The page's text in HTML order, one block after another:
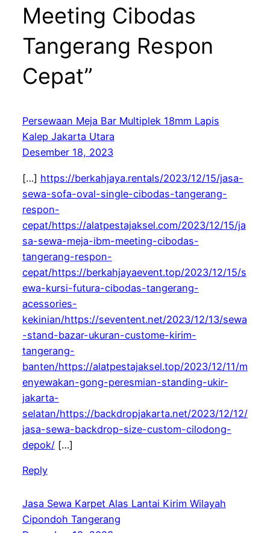
Meeting Cibodas
Tangerang Respon
Cepat”
Persewaan Meja Bar Multiplek 18mm Lapis
Kalep Jakarta Utara
Desember 18, 2023
[…] https://berkahjaya.rentals/2023/12/15/jasa-
sewa-sofa-oval-single-cibodas-tangerang-
respon-
cepat/https://alatpestajaksel.com/2023/12/15/ja
sa-sewa-meja-ibm-meeting-cibodas-
tangerang-respon-
cepat/https://berkahjayaevent.top/2023/12/15/s
ewa-kursi-futura-cibodas-tangerang-
acessories-
kekinian/https://seventent.net/2023/12/13/sewa
-stand-bazar-ukuran-custome-kirim-
tangerang-
banten/https://alatpestajaksel.top/2023/12/11/m
enyewakan-gong-peresmian-standing-ukir-
jakarta-
selatan/https://backdropjakarta.net/2023/12/12/
jasa-sewa-backdrop-size-custom-cilodong-
depok/[…]
Reply
Jasa Sewa Karpet Alas Lantai Kirim Wilayah
Cipondoh Tangerang